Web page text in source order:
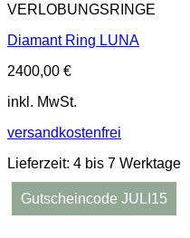
VERLOBUNGSRINGE
Diamant Ring LUNA
2400,00 €
inkl. MwSt.
versandkostenfrei
Lieferzeit: 4 bis 7 Werktage